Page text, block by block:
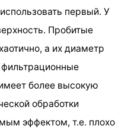
первый. У
Пробитые
а их диаметр
фильтрационные
более высокую
обработки
эффектом, т.е. плохо